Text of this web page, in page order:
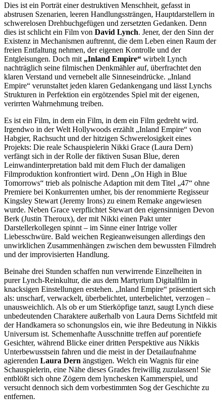
Dies ist ein Porträt einer destruktiven Menschheit, gefasst in
abstrusen Szenarien, leeren Handlungssträngen, Hauptdarstellern in
schwerelosen Drehbuchgefügen und zersetzten Gedanken. Denn
dies ist schlicht ein Film von David Lynch. Jener, der den Sinn der
Existenz in Mechanismen auftrennt, die dem Leben einen Raum der
freien Entfaltung nehmen, der eigenen Kontrolle und der
Entgleisungen. Doch mit „Inland Empire“ wirbelt Lynch
nachträglich seine filmischen Denkmähler auf, überfrachtet den
klaren Verstand und vernebelt alle Sinneseindrücke. „Inland
Empire“ verunstaltet jeden klaren Gedankengang und lässt Lynchs
Strukturen in Perfektion ein ergötzendes Spiel mit der eigenen,
verirrten Wahrnehmung treiben.
Es ist ein Film, in dem ein Film, in dem ein Film gedreht wird.
Irgendwo in der Welt Hollywoods erzählt „Inland Empire“ von
Habgier, Rachsucht und der hitzigen Schwerelosigkeit eines
Projekts: Die reale Schauspielerin Nikki Grace (Laura Dern)
verfängt sich in der Rolle der fiktiven Susan Blue, deren
Leinwandinterpretation bald mit dem Fluch der damaligen
Filmproduktion konfrontiert wird. Denn „On High in Blue
Tomorrows“ trieb als polnische Adaption mit dem Titel „47“ ohne
Premiere bei Konkurrenten umher, bis der renommierte Regisseur
Kingsley Stewart (Jeremy Irons) zu einem Remake angewiesen
wurde. Neben Grace verpflichtet Stewart den eigensinnigen Devon
Berk (Justin Theroux), der mit Nikki einen Pakt unter
Darstellerkollegen spinnt – im Sinne einer Intrige voller
Liebesschwüre. Bald weichen Regieanweisungen allerdings den
unwirklichen Zusammenhängen zwischen dem bewussten Filmdreh
und der improvisierten Handlung.
Beinahe drei Stunden schaffen nun verwirrende Einzelheiten in
purer Lynch-Reinkultur, die aus dem Martyrium Digitalfilm in
knacksigen Einstellungen erstehen. „Inland Empire“ präsentiert sich
als: unscharf, verwackelt, überbelichtet, unterbelichtet, verzogen –
unausweichlich. Als ob er um Stierköpfige tanzt, saugt Lynch diese
unbedeutenden Charaktere außerhalb von Laura Derns Sichtfeld mit
der Handkamera so schonungslos ein, wie ihre Bedeutung in Nikkis
Universum ist. Schemenhafte Ausschnitte treffen auf porentiefe
Gesichter, während Blicke einer dritten Perspektive aus Nikkis
Unterbewusstsein fahren und die meist in der Detailaufnahme
agierenden Laura Dern ängstigen. Welch ein Wagnis für eine
Schauspielerin, eine Nähe dieses Grades freiwillig zuzulassen! Sie
entblößt sich ohne Zögern dem lynchesken Kammerspiel, und
versucht dennoch sich dem vorbestimmten Sog der Geschichte zu
entfernen.